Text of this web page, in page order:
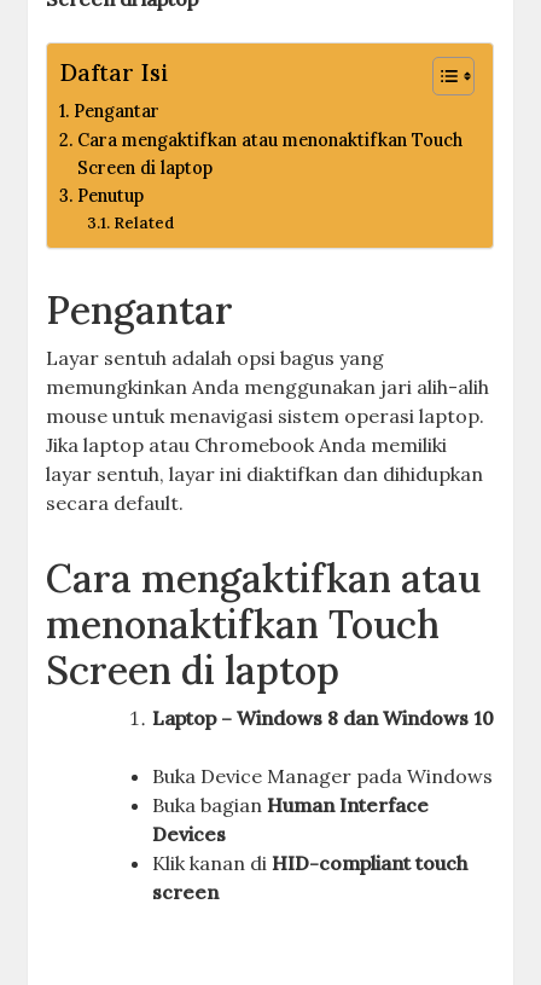
Daftar Isi
Pengantar
Cara mengaktifkan atau menonaktifkan Touch
Screen di laptop
Penutup
Related
Pengantar
Layar sentuh adalah opsi bagus yang
memungkinkan Anda menggunakan jari alih-alih
mouse untuk menavigasi sistem operasi laptop.
Jika laptop atau Chromebook Anda memiliki
layar sentuh, layar ini diaktifkan dan dihidupkan
secara default.
Cara mengaktifkan atau
menonaktifkan Touch
Screen di laptop
Laptop – Windows 8 dan Windows 10
Buka Device Manager pada Windows
Buka bagianHuman Interface
Devices
Klik kanan diHID-compliant touch
screen